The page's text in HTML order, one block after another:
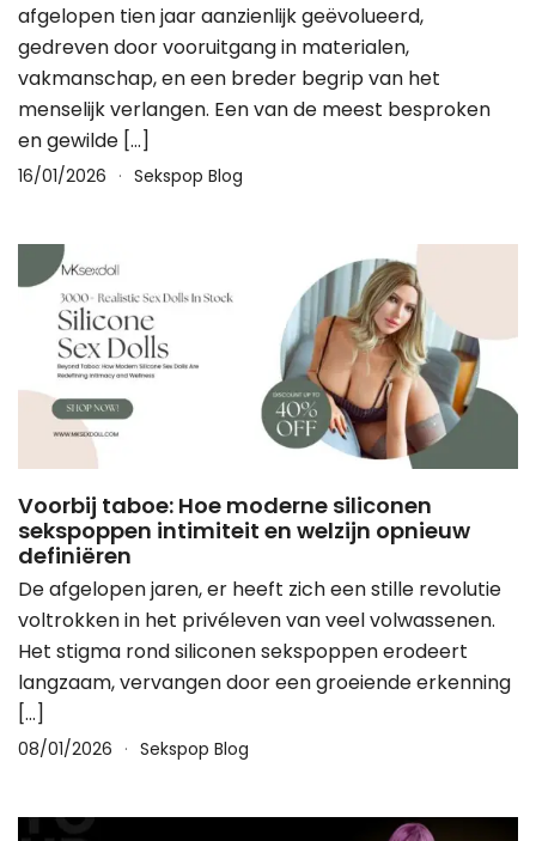
afgelopen tien jaar aanzienlijk geëvolueerd,
gedreven door vooruitgang in materialen,
vakmanschap, en een breder begrip van het
menselijk verlangen. Een van de meest besproken
en gewilde […]
16/01/2026 Sekspop Blog
Voorbij taboe: Hoe moderne siliconen
sekspoppen intimiteit en welzijn opnieuw
definiëren
De afgelopen jaren, er heeft zich een stille revolutie
voltrokken in het privéleven van veel volwassenen.
Het stigma rond siliconen sekspoppen erodeert
langzaam, vervangen door een groeiende erkenning
[…]
08/01/2026 Sekspop Blog